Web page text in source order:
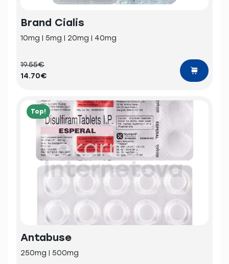
Brand Cialis
10mg | 5mg | 20mg | 40mg
19.55€
14.70€
Top!
Antabuse
250mg | 500mg